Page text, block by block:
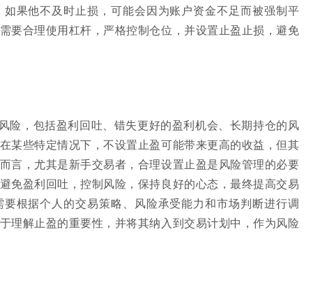
果他不及时止损，可能会因为账户资金不足而被强制平
要合理使用杠杆，严格控制仓位，并设置止盈止损，避免
险，包括盈利回吐、错失更好的盈利机会、长期持仓的风
某些特定情况下，不设置止盈可能带来更高的收益，但其
言，尤其是新手交易者，合理设置止盈是风险管理的必要
免盈利回吐，控制风险，保持良好的心态，最终提高交易
根据个人的交易策略、风险承受能力和市场判断进行调
理解止盈的重要性，并将其纳入到交易计划中，作为风险